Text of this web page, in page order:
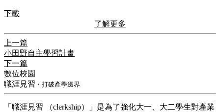
下載
了解更多
上一篇
小田野自主學習計畫
下一篇
數位校園
職涯見習 ・打破產學邊界
「職涯見習 （clerkship）」是為了強化大一、大二學生對產業